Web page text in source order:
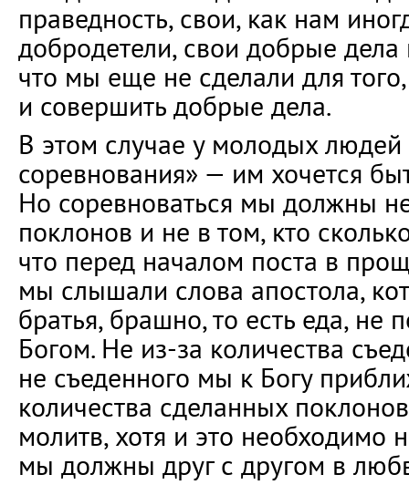
праведность, свои, как нам
добродетели, свои добрые дела
что мы еще не сделали для
и совершить добрые дела.
В этом случае у молодых людей
соревнования» — им хочется
Но соревноваться мы должны
поклонов и не в том, кто
что перед началом поста в
мы слышали слова апостола,
братья, брашно, то есть еда, не
Богом. Не из-за количества
не съеденного мы к Богу
количества сделанных
молитв, хотя и это необходимо
мы должны друг с другом в